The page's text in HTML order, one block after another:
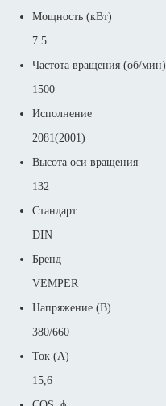
Мощность (кВт)
7.5
Частота вращения (об/мин)
1500
Исполнение
2081(2001)
Высота оси вращения
132
Стандарт
DIN
Бренд
VEMPER
Напряжение (В)
380/660
Ток (А)
15,6